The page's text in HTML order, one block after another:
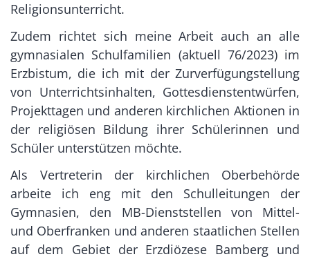
Religionsunterricht.
Zudem richtet sich meine Arbeit auch an alle
gymnasialen Schulfamilien (aktuell 76/2023) im
Erzbistum, die ich mit der Zurverfügungstellung
von Unterrichtsinhalten, Gottesdienstentwürfen,
Projekttagen und anderen kirchlichen Aktionen in
der religiösen Bildung ihrer Schülerinnen und
Schüler unterstützen möchte.
Als Vertreterin der kirchlichen Oberbehörde
arbeite ich eng mit den Schulleitungen der
Gymnasien, den MB-Dienststellen von Mittel-
und Oberfranken und anderen staatlichen Stellen
auf dem Gebiet der Erzdiözese Bamberg und